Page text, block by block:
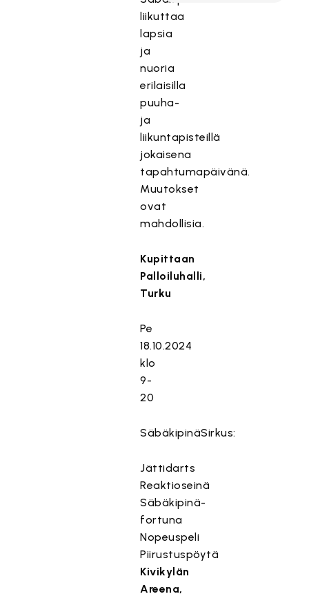
liikuttaa
lapsia
ja
nuoria
erilaisilla
puuha-
ja
liikuntapisteillä
jokaisena
tapahtumapäivänä.
Muutokset
ovat
mahdollisia.
Kupittaan
Palloiluhalli,
Turku
Pe
18.10.2024
klo
9-
20
SäbäkipinäSirkus:
Jättidarts
Reaktioseinä
Säbäkipinä-
fortuna
Nopeuspeli
Piirustuspöytä
Kivikylän
Areena,